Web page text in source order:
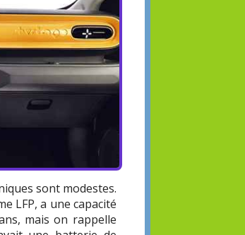
sont modestes.
LFP, a une capacité
mais on rappelle